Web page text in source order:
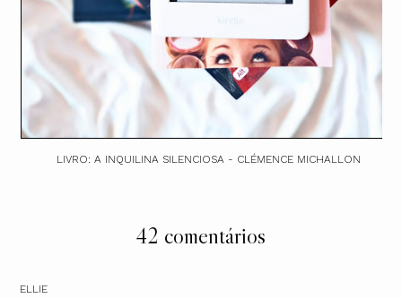
LIVRO: A INQUILINA SILENCIOSA - CLÉMENCE MICHALLON
42 comentários
ELLIE